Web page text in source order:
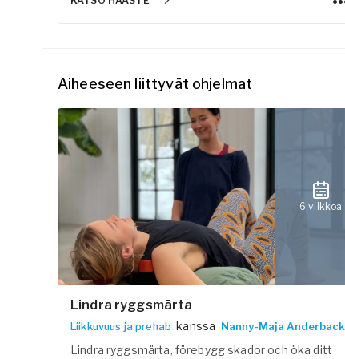
Aiheeseen liittyvät ohjelmat
6 viikkoa
Lindra ryggsmärta
Liikkuvuus ja prehab kanssa Nanny-Maja Anderback
Lindra ryggsmärta, förebygg skador och öka ditt